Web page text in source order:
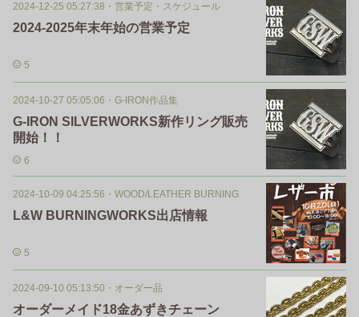
2024-12-25 05:27:38 ・ 営業予定・スケジュール
2024-2025年末年始の営業予定
5
2024-10-27 05:05:06 ・ G-IRON作品集
G-IRON SILVERWORKS新作リング販売
開始！！
6
2024-10-09 04:25:56 ・ WOOD/LEATHER BURNING
L&W BURNINGWORKS出店情報
5
2024-09-10 05:13:50 ・ オーダー品
オーダーメイド18金あずきチェーン